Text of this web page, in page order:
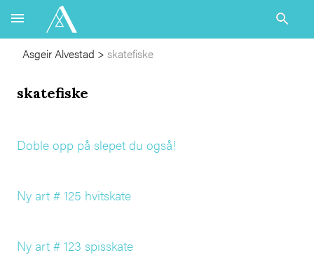
Asgeir Alvestad > skatefiske
skatefiske
Doble opp på slepet du også!
Ny art # 125 hvitskate
Ny art # 123 spisskate